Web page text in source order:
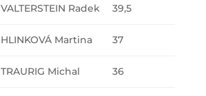
VALTERSTEIN Radek 39,5
HLINKOVÁ Martina 37
TRAURIG Michal 36